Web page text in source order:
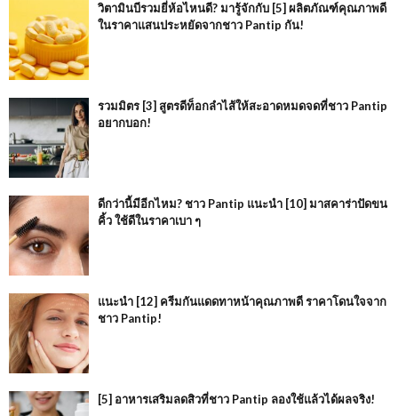
วิตามินบีรวมยี่ห้อไหนดี? มารู้จักกับ [5] ผลิตภัณฑ์คุณภาพดี
ในราคาแสนประหยัดจากชาว Pantip กัน!
รวมมิตร [3] สูตรดีท็อกลำไส้ให้สะอาดหมดจดที่ชาว Pantip
อยากบอก!
ดีกว่านี้มีอีกไหม? ชาว Pantip แนะนำ [10] มาสคาร่าปัดขน
คิ้ว ใช้ดีในราคาเบา ๆ
แนะนำ [12] ครีมกันแดดทาหน้าคุณภาพดี ราคาโดนใจจาก
ชาว Pantip!
[5] อาหารเสริมลดสิวที่ชาว Pantip ลองใช้แล้วได้ผลจริง!